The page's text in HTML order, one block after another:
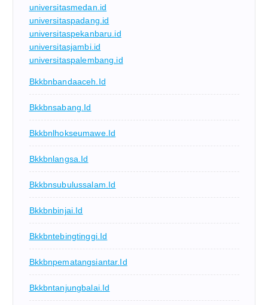
universitasmedan.id
universitaspadang.id
universitaspekanbaru.id
universitasjambi.id
universitaspalembang.id
Bkkbnbandaaceh.id
Bkkbnsabang.id
Bkkbnlhokseumawe.id
Bkkbnlangsa.id
Bkkbnsubulussalam.id
Bkkbnbinjai.id
Bkkbntebingtinggi.id
Bkkbnpematangsiantar.id
Bkkbntanjungbalai.id